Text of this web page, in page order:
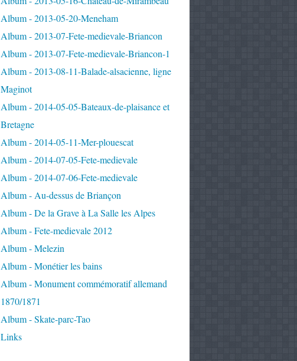
Album - 2013-05-20-Meneham
Album - 2013-07-Fete-medievale-Briancon
Album - 2013-07-Fete-medievale-Briancon-1
Album - 2013-08-11-Balade-alsacienne, ligne
Maginot
Album - 2014-05-05-Bateaux-de-plaisance et
Bretagne
Album - 2014-05-11-Mer-plouescat
Album - 2014-07-05-Fete-medievale
Album - 2014-07-06-Fete-medievale
Album - Au-dessus de Briançon
Album - De la Grave à La Salle les Alpes
Album - Fete-medievale 2012
Album - Melezin
Album - Monétier les bains
Album - Monument commémoratif allemand
1870/1871
Album - Skate-parc-Tao
Links